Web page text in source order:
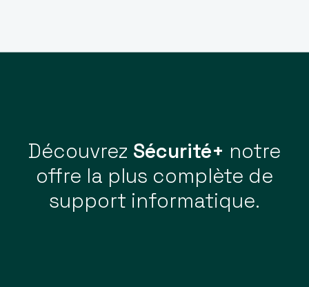
Découvrez Sécurité+ notre
offre la plus complète de
support informatique.